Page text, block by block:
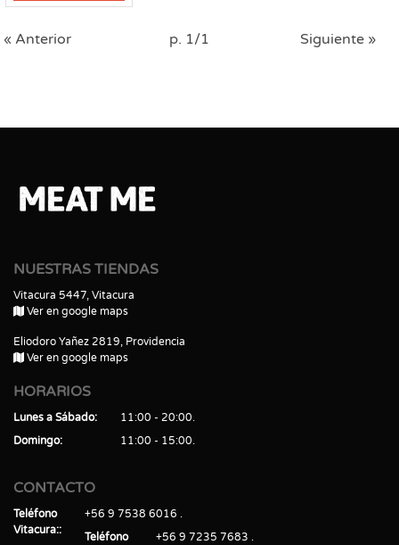
« Anterior p. 1/1 Siguiente »
NUESTRAS TIENDAS
Vitacura 5447, Vitacura
Ver en google maps
Eliodoro Yañez 2819, Providencia
Ver en google maps
HORARIOS
Lunes a Sábado
11:00 - 20:00
Domingo
11:00 - 15:00
CONTACTO
Teléfono
Vitacura:
+56 9 7538 6016
Teléfono
+56 9 7235 7683